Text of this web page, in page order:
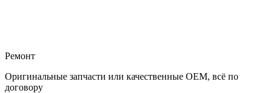
Ремонт
Оригинальные запчасти или качественные OEM, всё по
договору